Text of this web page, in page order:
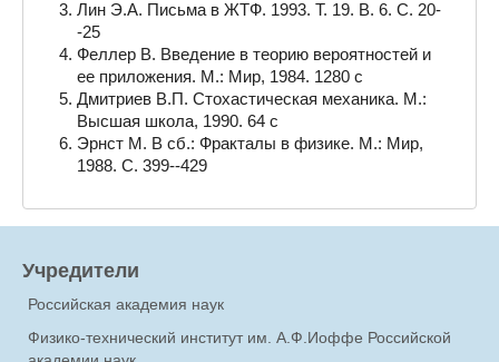
Лин Э.А. Письма в ЖТФ. 1993. Т. 19. В. 6. С. 20-
-25
Феллер В. Введение в теорию вероятностей и
ее приложения. М.: Мир, 1984. 1280 с
Дмитриев В.П. Стохастическая механика. М.:
Высшая школа, 1990. 64 с
Эрнст М. В сб.: Фракталы в физике. М.: Мир,
1988. С. 399--429
Учредители
Российская академия наук
Физико-технический институт им. А.Ф.Иоффе Российской